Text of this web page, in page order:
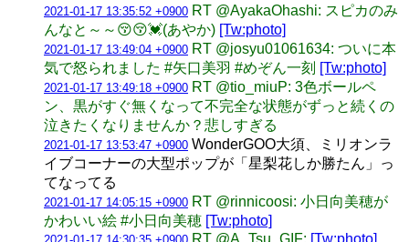
2021-01-17 13:35:52 +0900 RT @AyakaOhashi: スピカのみ
んなと～～😚😚💓(あやか) [Tw:photo]
2021-01-17 13:49:04 +0900 RT @josyu01061634: ついに本
気で怒られました #矢口美羽 #めぞん一刻 [Tw:photo]
2021-01-17 13:49:18 +0900 RT @tio_miuP: 3色ボールペ
ン、黒がすぐ無くなって不完全な状態がずっと続くの
泣きたくなりませんか？悲しすぎる
2021-01-17 13:53:47 +0900 WonderGOO大須、ミリオンラ
イブコーナーの大型ポップが「星梨花しか勝たん」っ
てなってる
2021-01-17 14:05:15 +0900 RT @rinnicoosi: 小日向美穂が
かわいい絵 #小日向美穂 [Tw:photo]
RT @A_Tsu_GIF: [Tw:photo]